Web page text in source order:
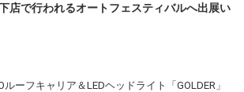
店で行われるオートフェスティバルへ出展い
ーフキャリア＆LEDヘッドライト「GOLDER」